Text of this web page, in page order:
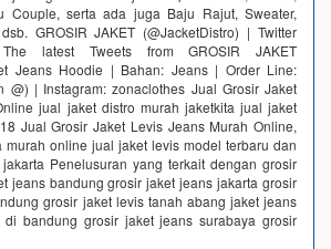
Couple, serta ada juga Baju Rajut, Sweater,
GROSIR JAKET (@JacketDistro) | Twitter
latest Tweets from GROSIR JAKET
Jeans Hoodie | Bahan: Jeans | Order Line:
@) | Instagram: zonaclothes Jual Grosir Jaket
jual jaket distro murah jaketkita jual jaket
Jual Grosir Jaket Levis Jeans Murah Online,
murah online jual jaket levis model terbaru dan
Penelusuran yang terkait dengan grosir
jeans bandung grosir jaket jeans jakarta grosir
grosir jaket levis tanah abang jaket jeans
bandung grosir jaket jeans surabaya grosir